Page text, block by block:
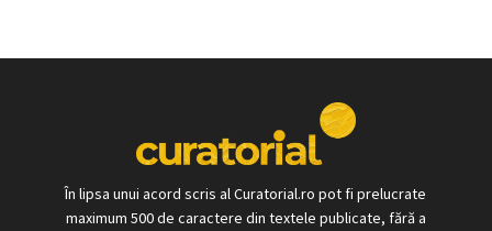
În lipsa unui acord scris al Curatorial.ro pot fi prelucrate
maximum 500 de caractere din textele publicate, fără a